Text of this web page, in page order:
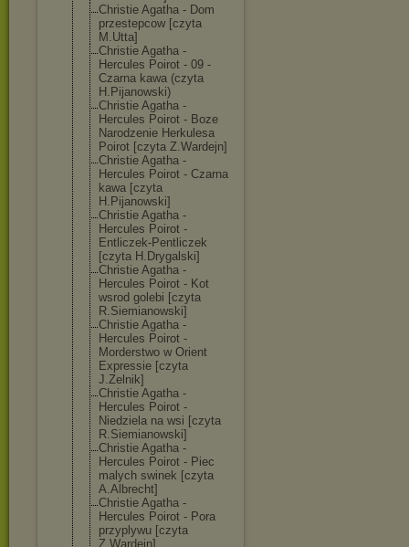
Christie Agatha - Dom
przestepcow [czyta
M.Utta]
Christie Agatha -
Hercules Poirot - 09 -
Czarna kawa (czyta
H.Pijanowski)
Christie Agatha -
Hercules Poirot - Boze
Narodzenie Herkulesa
Poirot [czyta Z.Wardejn]
Christie Agatha -
Hercules Poirot - Czarna
kawa [czyta
H.Pijanowski]
Christie Agatha -
Hercules Poirot -
Entliczek-Pent liczek
[czyta H.Drygalski]
Christie Agatha -
Hercules Poirot - Kot
wsrod golebi [czyta
R.Siemianowski]
Christie Agatha -
Hercules Poirot -
Morderstwo w Orient
Expressie [czyta
J.Zelnik]
Christie Agatha -
Hercules Poirot -
Niedziela na wsi [czyta
R.Siemianowski]
Christie Agatha -
Hercules Poirot - Piec
malych swinek [czyta
A.Albrecht]
Christie Agatha -
Hercules Poirot - Pora
przyplywu [czyta
Z.Wardejn]